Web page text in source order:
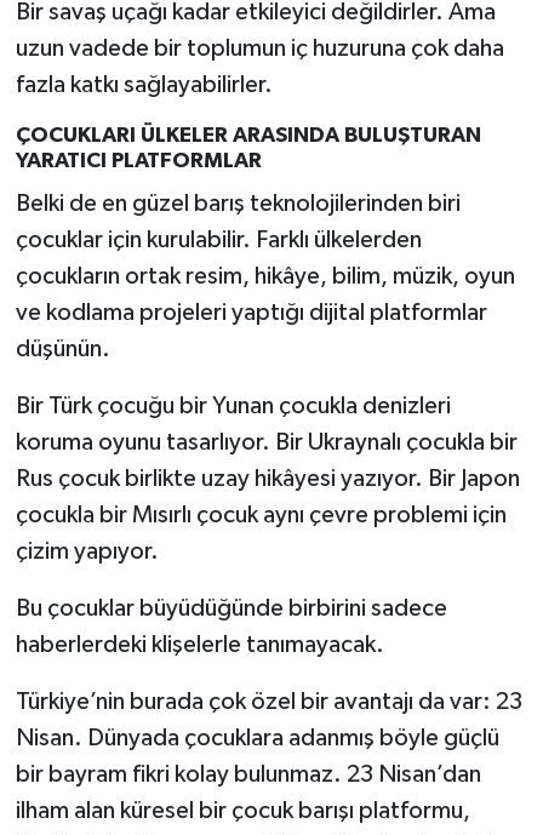
Bir savaş uçağı kadar etkileyici değildirler. Ama
uzun vadede bir toplumun iç huzuruna çok daha
fazla katkı sağlayabilirler.
ÇOCUKLARI ÜLKELER ARASINDA BULUŞTURAN
YARATICI PLATFORMLAR
Belki de en güzel barış teknolojilerinden biri
çocuklar için kurulabilir. Farklı ülkelerden
çocukların ortak resim, hikâye, bilim, müzik, oyun
ve kodlama projeleri yaptığı dijital platformlar
düşünün.
Bir Türk çocuğu bir Yunan çocukla denizleri
koruma oyunu tasarlıyor. Bir Ukraynalı çocukla bir
Rus çocuk birlikte uzay hikâyesi yazıyor. Bir Japon
çocukla bir Mısırlı çocuk aynı çevre problemi için
çizim yapıyor.
Bu çocuklar büyüdüğünde birbirini sadece
haberlerdeki klişelerle tanımayacak.
Türkiye’nin burada çok özel bir avantajı da var: 23
Nisan. Dünyada çocuklara adanmış böyle güçlü
bir bayram fikri kolay bulunmaz. 23 Nisan’dan
ilham alan küresel bir çocuk barışı platformu,